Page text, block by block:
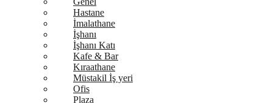
Hastane
İmalathane
İşhanı
İşhanı Katı
Kafe & Bar
Kıraathane
Müstakil İş yeri
Ofis
Plaza